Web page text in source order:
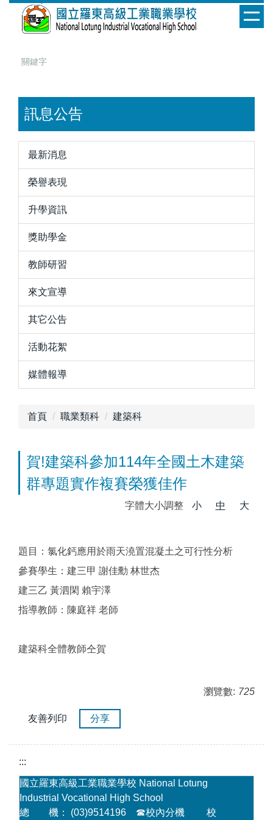
訊息公告
最新消息
榮譽表現
升學資訊
獎助學金
教師研習
來文宣導
其它公告
活動花絮
媒體報導
首頁 職業類科 建築科
賀!建築科參加114年全國土木建築
群專題實作複賽榮獲佳作
字體大小調整 小 中 大
題目：氯化鈣應用於雨天澆置混凝土之可行性分析
參賽學生：建三甲 謝佳勳 林世杰
建三乙 黃泗閑 賴宇澤
指導教師：陳庭祥 老師
建築科全體教師仝賀
瀏覽數: 725
友善列印 分享
:::
國立羅東高級工業職業學校 National Lotung
Industrial Vocational High School
總 機： (03)9514196 ☎校內分機 校